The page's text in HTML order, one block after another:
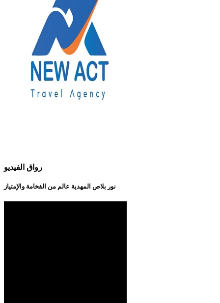
رواق الفيديو
نور بلاص المهدية عالم من الفخامة والإمتياز